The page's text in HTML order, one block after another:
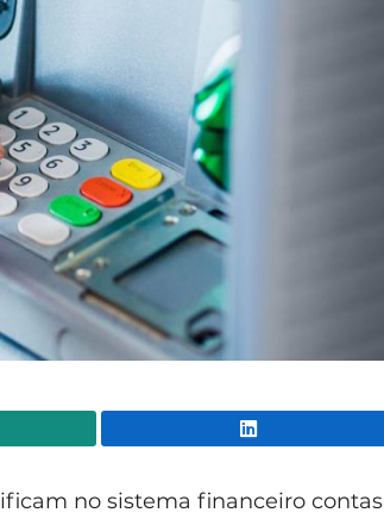
no sistema financeiro contas